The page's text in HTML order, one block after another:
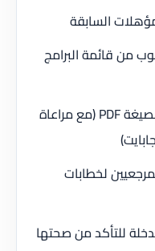
السابقة
من قائمة البرامج
تحميل المستندات المطلوبة بصيغة PDF (مع مراعاة
لخطابات
للتأكد من صحتها